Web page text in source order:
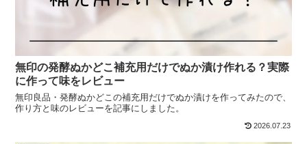
無印の発酵ぬかどこ補充用だけでぬか漬け作れる？実際
に作って味をレビュー
無印良品・発酵ぬかどこの補充用だけでぬか漬けを作ってみたので、
作り方と味のレビューを記事にしました。
2026.07.23